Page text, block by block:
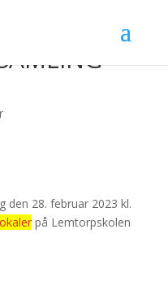
den 28. februar 2023 kl.
på Lemtorpskolen